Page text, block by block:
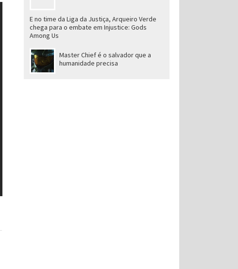
E no time da Liga da Justiça, Arqueiro Verde
chega para o embate em Injustice: Gods
Among Us
Master Chief é o salvador que a
humanidade precisa